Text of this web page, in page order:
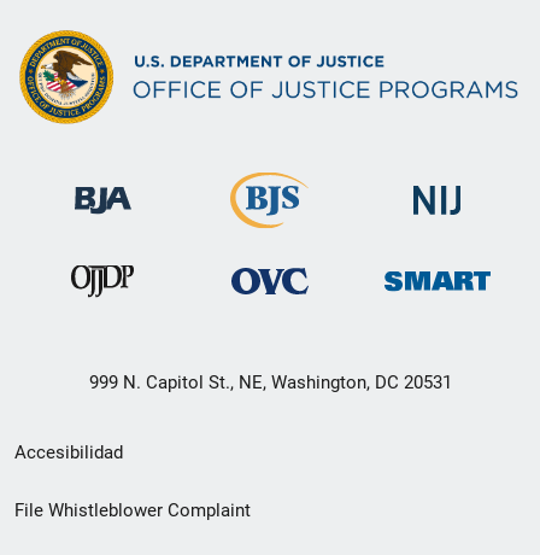
999 N. Capitol St., NE, Washington, DC 20531
Menú
de
Accesibilidad
File Whistleblower Complaint